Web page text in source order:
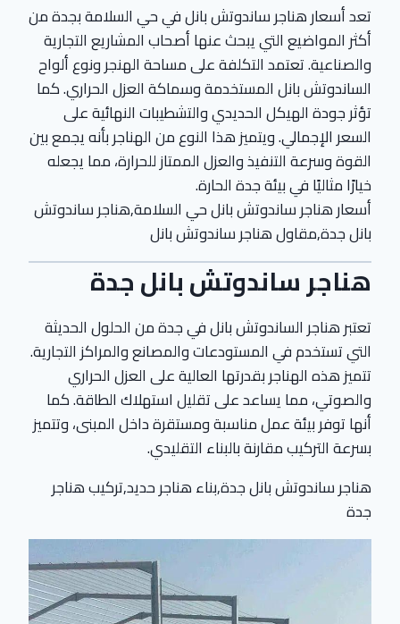
تعد أسعار هناجر ساندوتش بانل في حي السلامة بجدة من
أكثر المواضيع التي يبحث عنها أصحاب المشاريع التجارية
والصناعية. تعتمد التكلفة على مساحة الهنجر ونوع ألواح
الساندوتش بانل المستخدمة وسماكة العزل الحراري. كما
تؤثر جودة الهيكل الحديدي والتشطيبات النهائية على
السعر الإجمالي. ويتميز هذا النوع من الهناجر بأنه يجمع بين
القوة وسرعة التنفيذ والعزل الممتاز للحرارة، مما يجعله
خيارًا مثاليًا في بيئة جدة الحارة.
أسعار هناجر ساندوتش بانل حي السلامة,هناجر ساندوتش
بانل جدة,مقاول هناجر ساندوتش بانل
هناجر ساندوتش بانل جدة
تعتبر هناجر الساندوتش بانل في جدة من الحلول الحديثة
التي تستخدم في المستودعات والمصانع والمراكز التجارية.
تتميز هذه الهناجر بقدرتها العالية على العزل الحراري
والصوتي، مما يساعد على تقليل استهلاك الطاقة. كما
أنها توفر بيئة عمل مناسبة ومستقرة داخل المبنى، وتتميز
بسرعة التركيب مقارنة بالبناء التقليدي.
هناجر ساندوتش بانل جدة,بناء هناجر حديد,تركيب هناجر
جدة